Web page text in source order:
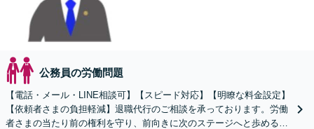
公務員の労働問題
【電話・メール・LINE相談可】【スピード対応】【明瞭な料金設定】
【依頼者さまの負担軽減】退職代行のご相談を承っております。労働
者さまの当たり前の権利を守り、前向きに次のステージへと歩めるよ